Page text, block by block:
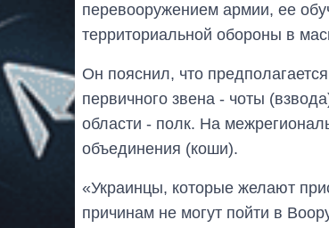
перевооружением армии, ее
территориальной обороны в
Он пояснил, что
первичного звена - чоты
области - полк. На
объединения (коши).
«Украинцы, которые желают
причинам не могут пойти в